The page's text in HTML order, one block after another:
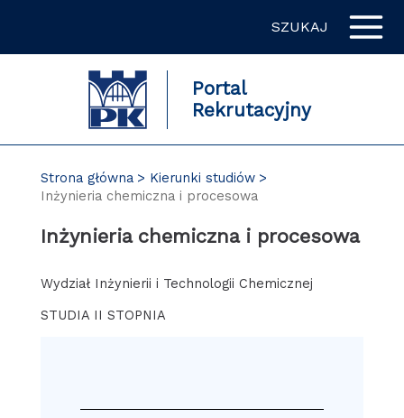
SZUKAJ
Portal
Rekrutacyjny
Strona główna
Kierunki studiów
Inżynieria chemiczna i procesowa
Inżynieria chemiczna i procesowa
Wydział Inżynierii i Technologii Chemicznej
STUDIA II STOPNIA